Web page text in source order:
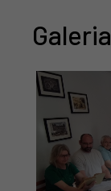
Galeria